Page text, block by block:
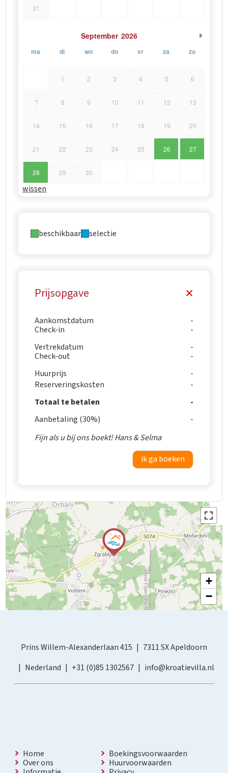
31
September 2026
ma di wo do vr za zo
1 2 3 4 5 6
7 8 9 10 11 12 13
14 15 16 17 18 19 20
21 22 23 24 25 26 27
28 29 30
wissen
beschikbaar selectie
Prijsopgave
Aankomstdatum
Check-in
Vertrekdatum
Check-out
Huurprijs
Reserveringskosten
Totaal te betalen
Aanbetaling (30%)
Fijn als u bij ons boekt! Hans & Selma
ik ga boeken
+
−
Prins Willem-Alexanderlaan 415
7311 SX Apeldoorn
Nederland
+31 (0)85 1302567 info@kroatievilla.nl
Home
Over ons
Boekingsvoorwaarden
Huurvoorwaarden